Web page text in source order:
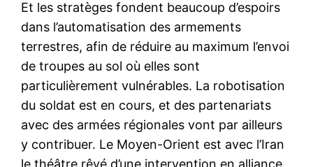
Et les stratèges fondent beaucoup d’espoirs
dans l’automatisation des armements
terrestres, afin de réduire au maximum l’envoi
de troupes au sol où elles sont
particulièrement vulnérables. La robotisation
du soldat est en cours, et des partenariats
avec des armées régionales vont par ailleurs
y contribuer. Le Moyen-Orient est avec l’Iran
le théâtre rêvé d’une intervention en alliance